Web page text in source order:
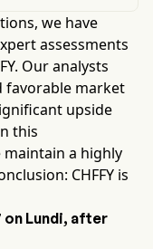
we have
assessments
. Our analysts
favorable market
upside
this
maintain a highly
CHFFY is
on Lundi, after